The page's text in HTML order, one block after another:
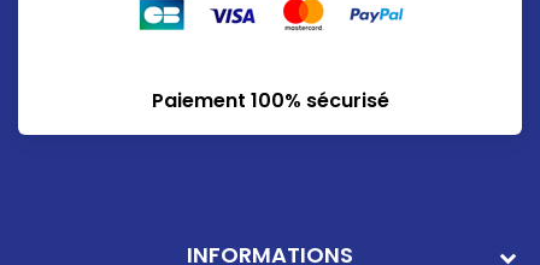
Paiement 100% sécurisé
INFORMATIONS